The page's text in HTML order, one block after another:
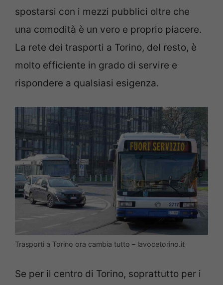
spostarsi con i mezzi pubblici oltre che
una comodità è un vero e proprio piacere.
La rete dei trasporti a Torino, del resto, è
molto efficiente in grado di servire e
rispondere a qualsiasi esigenza.
Trasporti a Torino ora cambia tutto – lavocetorino.it
Se per il centro di Torino, soprattutto per i